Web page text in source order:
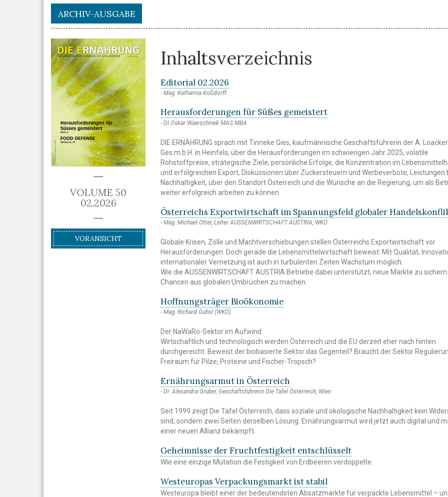
ARCHIV-AUSGABE
VOLUME 50
02.2026
VORANSICHT
Inhaltsverzeichnis
Editorial 02.2026
Mag. Katharina Koßdorff
Herausforderungen für Süßes gemeistert
DI Oskar Wawschinek MAS MBA
DIE ERNÄHRUNG sprach mit Tinneke Gies, kaufmännische Geschäftsführerin der A.
Ges.m.b.H. in Heinfels, über die Herausforderungen im schwierigen Jahr 2025, volatile
Rohstoffpreise, strategische Ziele, persönliche Erfolge, die Konzentration im
und erfolgreichen Export, Diskussionen über Zuckersteuern und Werbeverbote, Leistungen
Nachhaltigkeit, über den Standort Österreich und die Wünsche an die Regierung, um als
weiter erfolgreich arbeiten zu können.
Österreichs Exportwirtschaft im Spannungsfeld globaler
Mag. Michael Otter, Leiter AUSSENWIRTSCHAFT AUSTRIA, WKO
Globale Krisen, Zölle und Machtverschiebungen stellen Österreichs Exportwirtschaft vor
Herausforderungen. Doch gerade die Lebensmittelwirtschaft beweist: Mit Qualität,
internationaler Vernetzung ist auch in turbulenten Zeiten Wachstum möglich.
Wie die AUSSENWIRTSCHAFT AUSTRIA Betriebe dabei unterstützt, neue Märkte zu
Chancen aus globalen Umbrüchen zu machen.
Hoffnungsträger Bioökonomie
Mag. Richard Guhsl (WKÖ)
Der NaWaRo-Sektor im Aufwind
Wirtschaftlich und technologisch werden Österreich und die EU derzeit eher nach hinten
durchgereicht. Beweist der biobasierte Sektor das Gegenteil? Braucht der Sektor
Freiraum für Pilze, Proteine und Fischer-Tropsch?
Ernährungsarmut in Österreich
Dr. Alexandra Gruber, Geschäftsführerin Die Tafel Österreich, Wien
Seit 1999 zeigt Die Tafel Österreich, dass soziale und ökologische Nachhaltigkeit kein
sind, sondern zwei Seiten derselben Lösung. Ernährungsarmut wird jetzt auch digital und
einer neuen Allianz bekämpft.
Geheimnisse der Fruchtfestigkeit entschlüsselt
Wie eine einzige Mutation die Festigkeit von Erdbeeren verdoppelte.
Westeuropas Verpackungsmarkt ist stabil
Westeuropa bleibt einer der bedeutendsten Absatzmärkte für verpackte Lebensmittel –